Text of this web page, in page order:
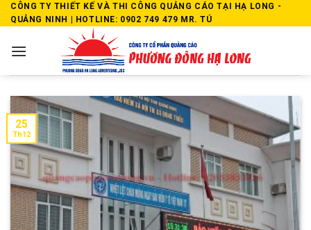
Skip
to
CÔNG TY THIẾT KẾ VÀ THI CÔNG QUẢNG CÁO TẠI HẠ LONG -
QUẢNG NINH | HOTLINE: 0902 749 479 MR. TÚ
25
Th12